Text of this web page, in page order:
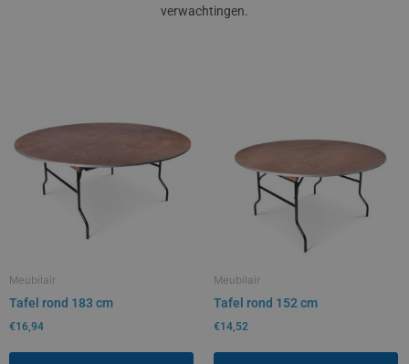
verwachtingen.
Meubilair
Tafel rond 183 cm
€16,94
Meubilair
Tafel rond 152 cm
€14,52